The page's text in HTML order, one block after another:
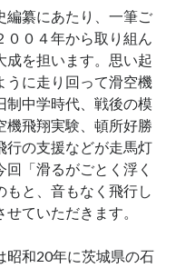
纂にあたり、一筆ご
４年から取り組ん
成を担います。思い起
うに走り回って滑空機
制中学時代、戦後の模
機飛翔実験、頓所好勝
行の支援などが走馬灯
「滑るがごとく浮く
もと、音もなく飛行し
ていただきます。
昭和20年に茨城県の石